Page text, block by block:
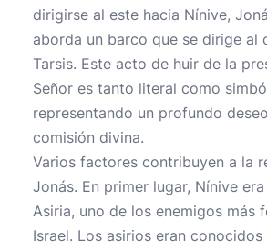
dirigirse al este hacia Nínive,
aborda un barco que se dirige al
Tarsis. Este acto de huir de la
Señor es tanto literal como
representando un profundo
comisión divina.
Varios factores contribuyen a la
Jonás. En primer lugar, Nínive
Asiria, uno de los enemigos más
Israel. Los asirios eran